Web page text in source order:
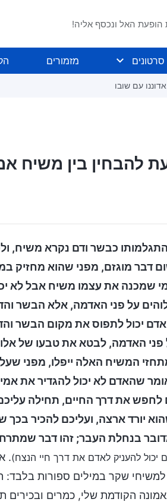
האל ונכסף אליה!
סרטונים מזמורים
עם שובו
להבחין בין משיח
כבשר ודם נקרא משיח,
דבר מוגזם, מפני שהוא מחזיק
שמכנה את עצמו משיח אבל לא
על פני האדמה, אלא הבשר
יכול לתפוס את מקום הבשר
פני האדמה, לבטא את טבעו של
המשיח האלה ייפלו, מפני
שהאדם לא יכול להגדיר את
את דרך החיים, תחילה
יורד ארצה, ועליכם להכיר בכך
בנחלת העבר; זהו דבר
יכול להעניק לאדם את דרך חיי הנצח).
שקר במילים ספורות
הקודמת שלי, כמרים